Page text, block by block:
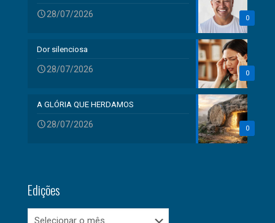
0
28/07/2026
0
Dor silenciosa
28/07/2026
0
A GLÓRIA QUE HERDAMOS
28/07/2026
Edições
Edições